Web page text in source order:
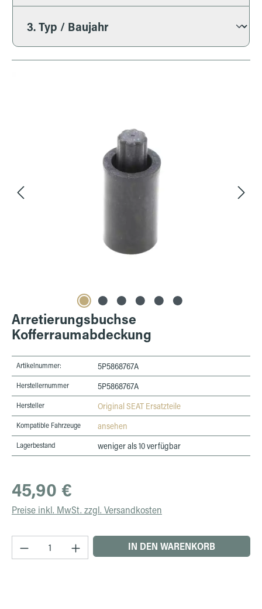
Arretierungsbuchse
Kofferraumabdeckung
Artikelnummer: 5P5868767A
Herstellernummer 5P5868767A
Hersteller Original SEAT Ersatzteile
Kompatible Fahrzeuge ansehen
Lagerbestand weniger als 10 verfügbar
Regulärer Preis:
45,90 €
Preise inkl. MwSt. zzgl. Versandkosten
Produkt Anzahl: Gib den gewünschten Wert
IN DEN WARENKORB